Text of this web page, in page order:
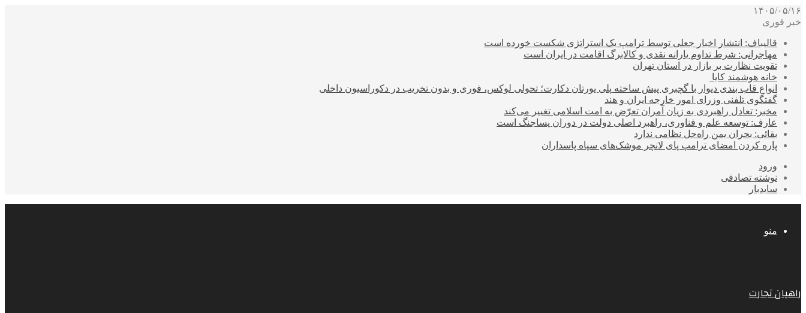
۱۴۰۵/۰۵/۱۶
خبر فوری
قالیباف: انتشار اخبار جعلی توسط ترامپ یک استراتژی شکست خورده است
مهاجرانی: شرط تداوم یارانه نقدی و کالابرگ اقامت در ایران است
تقویت نظارت بر بازار در استان تهران
خانه هوشمند کایا
انواع قاب بندی دیوار با گچبری پیش ساخته پلی یورتان دکارت؛ تحولی لوکس، فوری و بدون تخریب در دکوراسیون داخلی
گفتگوی تلفنی وزرای امور خارجه ایران و هند
مخبر: تعادل راهبردی به زیان آمران تعرّض به امت اسلامی تغییر می‌کند
عارف: توسعه علم و فناوری، راهبرد اصلی دولت در دوران پساجنگ است
بقائی: بحران یمن راه‌حل نظامی ندارد
پاره کردن امضای ترامپ پای لانچر موشک‌های سپاه پاسداران
ورود
نوشته تصادفی
سایدبار
منو
راهیان تجارت